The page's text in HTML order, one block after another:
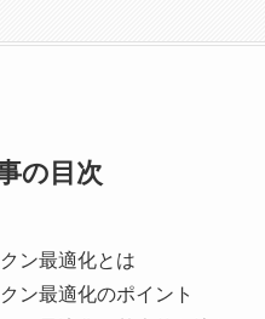
の目次
クン最適化とは
クン最適化のポイント